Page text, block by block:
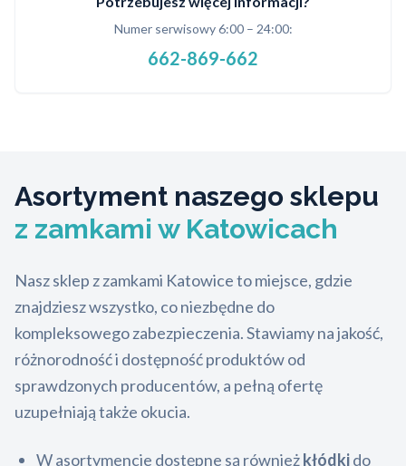
Numer serwisowy 6:00 – 24:00:
662-869-662
Asortyment naszego sklepu
z zamkami w Katowicach
Nasz sklep z zamkami Katowice to miejsce, gdzie
znajdziesz wszystko, co niezbędne do
kompleksowego zabezpieczenia. Stawiamy na jakość,
różnorodność i dostępność produktów od
sprawdzonych producentów, a pełną ofertę
uzupełniają także okucia.
W asortymencie dostępne są równieżkłódkido